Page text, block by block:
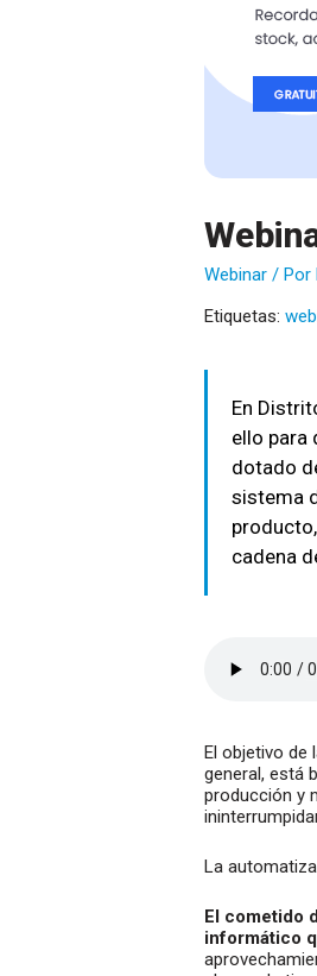
Webinar / Por
Etiquetas:
En
ello para
dotado
sistema
cadena
El objetivo de
general, está
producción y
La
El cometido
informático